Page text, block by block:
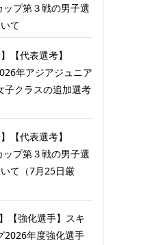
ップ第３戦の男子選
て
【代表選考】
年アジアジュニア
クラスの追加選考
【代表選考】
ップ第３戦の男子選
て（7月25日厳
【強化選手】スキ
2026年度強化選手